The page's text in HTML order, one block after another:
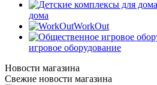
дома
WorkOut
игровое оборудование
Новости магазина
Свежие новости магазина